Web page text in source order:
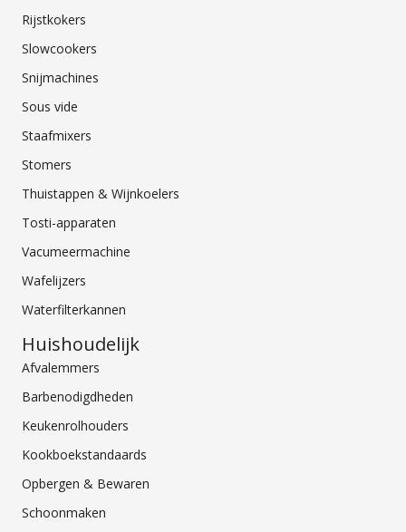
Rijstkokers
Slowcookers
Snijmachines
Sous vide
Staafmixers
Stomers
Thuistappen & Wijnkoelers
Tosti-apparaten
Vacumeermachine
Wafelijzers
Waterfilterkannen
Huishoudelijk
Afvalemmers
Barbenodigdheden
Keukenrolhouders
Kookboekstandaards
Opbergen & Bewaren
Schoonmaken